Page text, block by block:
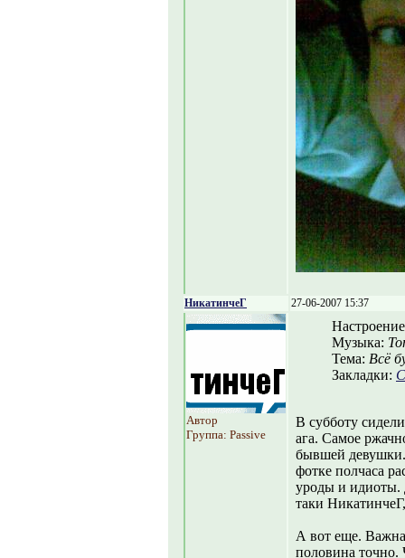
НикатинчеГ 27-06-2007 15:37
Автор
Группа: Passive
Музыка:
Тема: Всё
Закладки:
В субботу
ага. Самое
бывшей
фотке полчаса
уроды и идиоты.
таки
А вот еще.
половина